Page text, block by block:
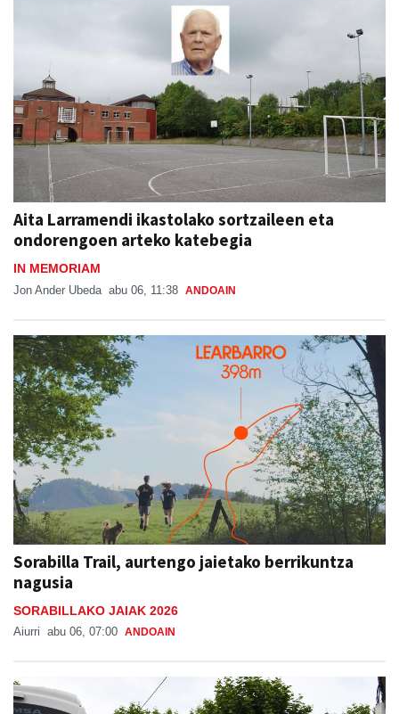
Aita Larramendi ikastolako sortzaileen eta
ondorengoen arteko katebegia
IN MEMORIAM
Jon Ander Ubeda abu 06, 11:38 ANDOAIN
Sorabilla Trail, aurtengo jaietako berrikuntza
nagusia
SORABILLAKO JAIAK 2026
Aiurri abu 06, 07:00 ANDOAIN